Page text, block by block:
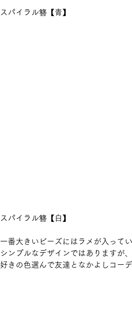
スパイラル簪【青】
スパイラル簪【白】
一番大きいビーズにはラメが入って
シンプルなデザインではありますが
好きの色選んで友達となかよしコー